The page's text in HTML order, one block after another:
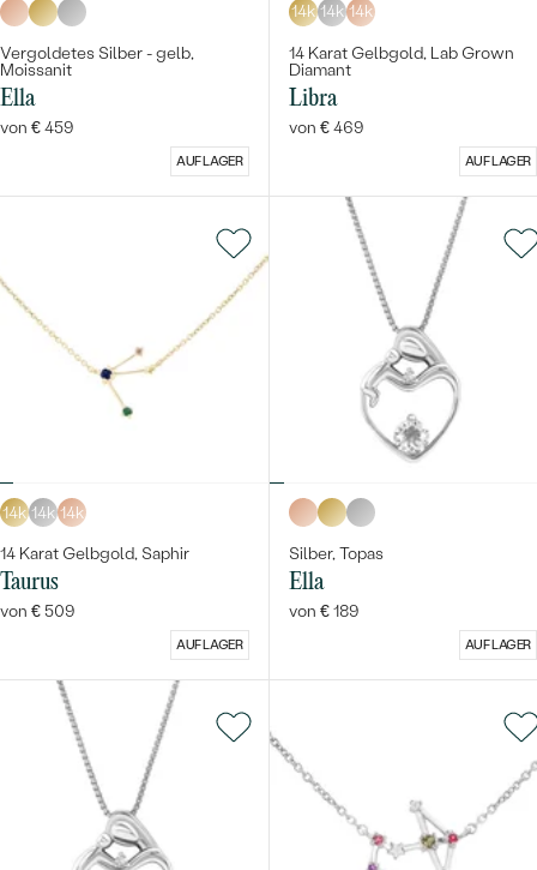
Vergoldetes Silber - gelb,
Moissanit
Ella
von € 459
AUF LAGER
14k 14k 14k
14 Karat Gelbgold, Lab Grown
Diamant
Libra
von € 469
AUF LAGER
14k 14k 14k
14 Karat Gelbgold, Saphir
Taurus
von € 509
AUF LAGER
Silber, Topas
Ella
von € 189
AUF LAGER